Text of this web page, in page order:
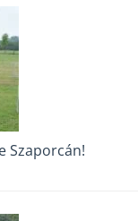
Szaporcán!